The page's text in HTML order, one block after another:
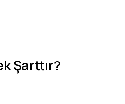
Şarttır?